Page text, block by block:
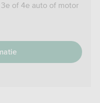
of 4e auto of motor